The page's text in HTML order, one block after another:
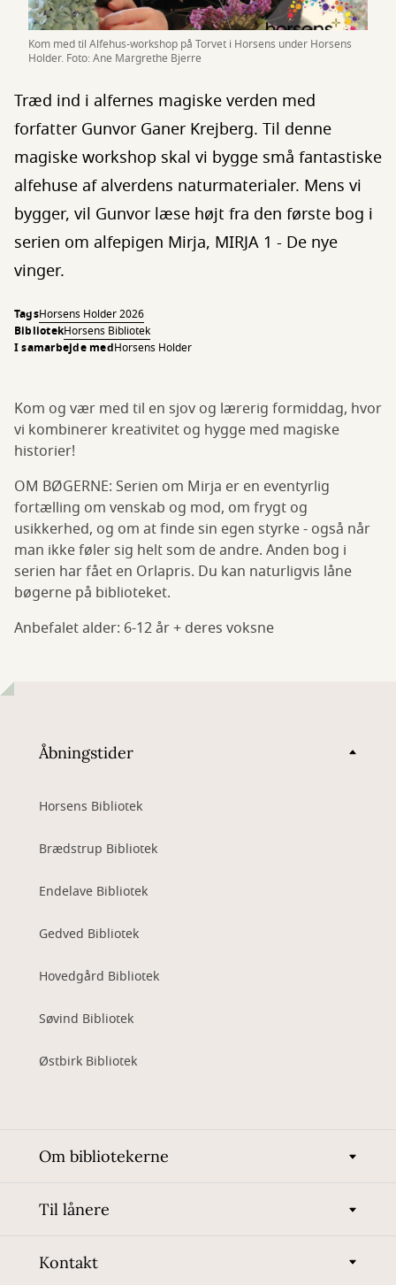
Kom med til Alfehus-workshop på Torvet i Horsens under Horsens
Holder. Foto: Ane Margrethe Bjerre
Træd ind i alfernes magiske verden med
forfatter Gunvor Ganer Krejberg. Til denne
magiske workshop skal vi bygge små fantastiske
alfehuse af alverdens naturmaterialer. Mens vi
bygger, vil Gunvor læse højt fra den første bog i
serien om alfepigen Mirja, MIRJA 1 - De nye
vinger.
TagsHorsens Holder 2026
BibliotekHorsens Bibliotek
I samarbejde medHorsens Holder
Kom og vær med til en sjov og lærerig formiddag, hvor
vi kombinerer kreativitet og hygge med magiske
historier!
OM BØGERNE: Serien om Mirja er en eventyrlig
fortælling om venskab og mod, om frygt og
usikkerhed, og om at finde sin egen styrke - også når
man ikke føler sig helt som de andre. Anden bog i
serien har fået en Orlapris. Du kan naturligvis låne
bøgerne på biblioteket.
Anbefalet alder: 6-12 år + deres voksne
Åbningstider
Horsens Bibliotek
Brædstrup Bibliotek
Endelave Bibliotek
Gedved Bibliotek
Hovedgård Bibliotek
Søvind Bibliotek
Østbirk Bibliotek
Om bibliotekerne
Til lånere
Kontakt